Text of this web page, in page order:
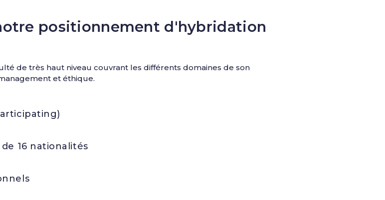
positionnement d'hybridation
de très haut niveau couvrant les différents domaines de son
et éthique.
16 nationalités